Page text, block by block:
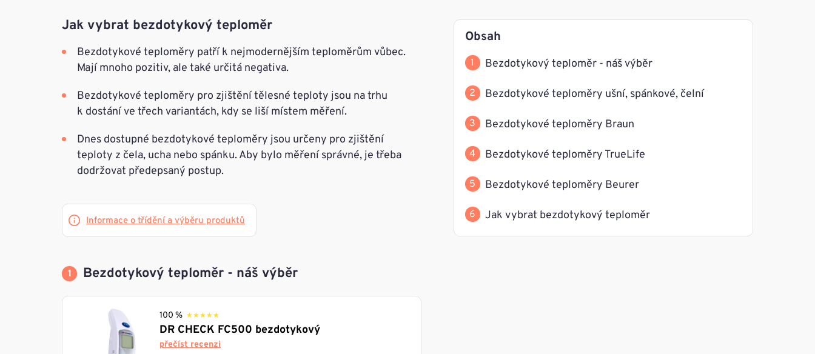
Jak vybrat bezdotykový teploměr
Bezdotykové teploměry patří k nejmodernějším teploměrům vůbec.
Mají mnoho pozitiv, ale také určitá negativa.
Bezdotykové teploměry pro zjištění tělesné teploty jsou na trhu
k dostání ve třech variantách, kdy se liší místem měření.
Dnes dostupné bezdotykové teploměry jsou určeny pro zjištění
teploty z čela, ucha nebo spánku. Aby bylo měření správné, je třeba
dodržovat předepsaný postup.
Informace o třídění a výběru produktů
Obsah
Bezdotykový teploměr - náš výběr
Bezdotykové teploměry ušní, spánkové, čelní
Bezdotykové teploměry Braun
Bezdotykové teploměry TrueLife
Bezdotykové teploměry Beurer
Jak vybrat bezdotykový teploměr
Bezdotykový teploměr - náš výběr
100 % ★★★★★
★★★★★
DR CHECK FC500 bezdotykový
přečíst recenzi